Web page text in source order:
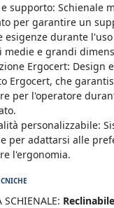
supporto: Schienale
per garantire un
esigenze durante
medie e grandi
Ergocert: Design
Ergocert, che
per l'operatore
personalizzabile:
per adattarsi alle
l'ergonomia.
SCHIENALE: